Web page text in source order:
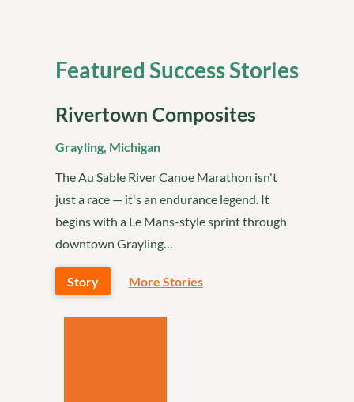
Featured Success Stories
Rivertown Composites
Grayling, Michigan
The Au Sable River Canoe Marathon isn't
just a race — it's an endurance legend. It
begins with a Le Mans-style sprint through
downtown Grayling…
Story More Stories